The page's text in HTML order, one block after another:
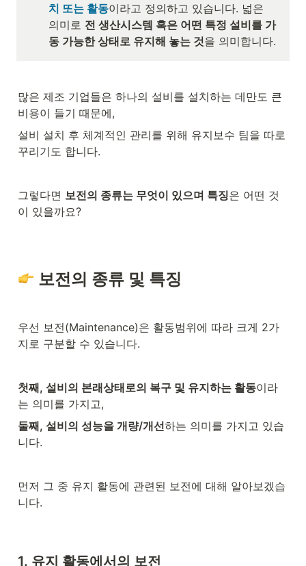
치 또는 활동이라고 정의하고 있습니다. 넓은
의미로 전 생산시스템 혹은 어떤 특정 설비를 가
동 가능한 상태로 유지해 놓는 것을 의미합니다.
많은 제조 기업들은 하나의 설비를 설치하는 데만도 큰
비용이 들기 때문에,
설비 설치 후 체계적인 관리를 위해 유지보수 팀을 따로
꾸리기도 합니다.
그렇다면 보전의 종류는 무엇이 있으며 특징은 어떤 것
이 있을까요?
보전의 종류 및 특징
우선 보전(Maintenance)은 활동범위에 따라 크게 2가
지로 구분할 수 있습니다.
첫째, 설비의 본래상태로의 복구 및 유지하는 활동이라
는 의미를 가지고,
둘째, 설비의 성능을 개량/개선하는 의미를 가지고 있습
니다.
먼저 그 중 유지 활동에 관련된 보전에 대해 알아보겠습
니다.
1. 유지 활동에서의 보전